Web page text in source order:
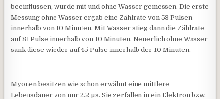
beeinflussen, wurde mit und ohne Wasser gemessen. Die erste
Messung ohne Wasser ergab eine Zählrate von 53 Pulsen
innerhalb von 10 Minuten. Mit Wasser stieg dann die Zählrate
auf 81 Pulse innerhalb von 10 Minuten. Neuerlich ohne Wasser
sank diese wieder auf 45 Pulse innerhalb der 10 Minuten.
Myonen besitzen wie schon erwähnt eine mittlere
Lebensdauer von nur 2.2 µs. Sie zerfallen in ein Elektron bzw.